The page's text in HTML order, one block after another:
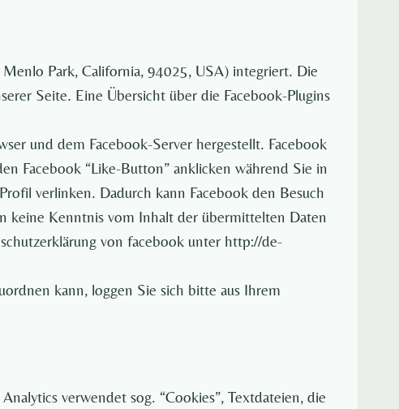
Park, California, 94025, USA) integriert. Die
Seite. Eine Übersicht über die Facebook-Plugins
und dem Facebook-Server hergestellt. Facebook
Facebook “Like-Button” anklicken während Sie in
verlinken. Dadurch kann Facebook den Besuch
keine Kenntnis vom Inhalt der übermittelten Daten
von facebook unter http://de-
kann, loggen Sie sich bitte aus Ihrem
verwendet sog. “Cookies”, Textdateien, die